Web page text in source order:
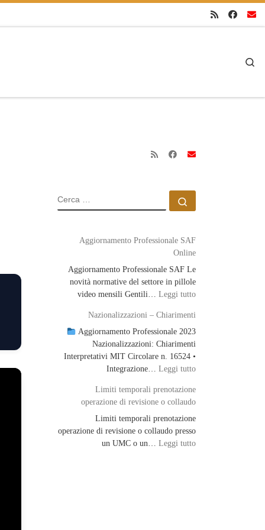
CERCA
Aggiornamento Professionale SAF
Online
Aggiornamento Professionale SAF Le
novità normative del settore in pillole
video mensili Gentili… Leggi tutto: Aggiornamento
Nazionalizzazioni – Chiarimenti
Aggiornamento Professionale 2023
Nazionalizzazioni: Chiarimenti
Interpretativi MIT Circolare n. 16524 •
Integrazione… Leggi tutto: Nazionalizzazioni
Limiti temporali prenotazione
operazione di revisione o collaudo
Limiti temporali prenotazione
operazione di revisione o collaudo presso
un UMC o un… Leggi tutto: Limiti temporali